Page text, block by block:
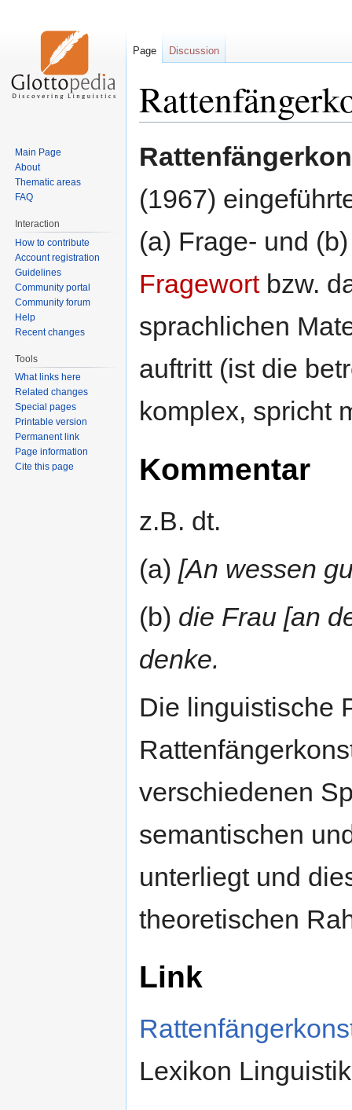
toto
(1967)
(a) Frage- und
Fragewortbzw.
sprachlichen
auftritt (ist die
komplex, spricht
Kommentar
z.B. dt.
(a) [An wessen
(b) die Frau [an
denke.
Die linguistische
verschiedenen
semantischen
unterliegt und
theoretischen
Link
Lexikon Linguistik
Page Discussion
Main Page
About
Thematic areas
FAQ
Interaction
How to contribute
Account registration
Guidelines
Community portal
Community forum
Help
Recent changes
Tools
What links here
Related changes
Special pages
Printable version
Permanent link
Page information
Cite this page